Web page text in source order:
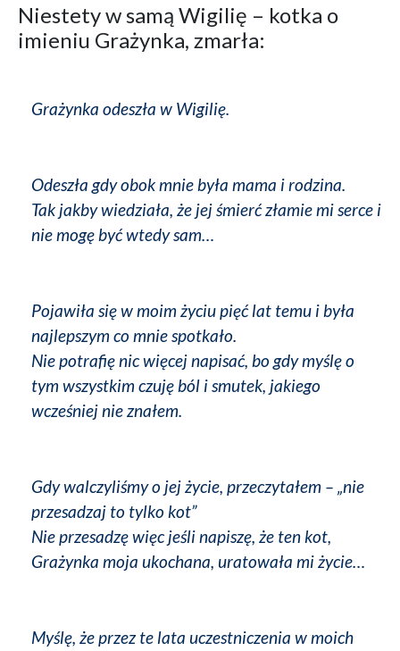
Niestety w samą Wigilię – kotka o
imieniu Grażynka, zmarła:
Grażynka odeszła w Wigilię.
Odeszła gdy obok mnie była mama i rodzina.
Tak jakby wiedziała, że jej śmierć złamie mi serce i
nie mogę być wtedy sam…
Pojawiła się w moim życiu pięć lat temu i była
najlepszym co mnie spotkało.
Nie potrafię nic więcej napisać, bo gdy myślę o
tym wszystkim czuję ból i smutek, jakiego
wcześniej nie znałem.
Gdy walczyliśmy o jej życie, przeczytałem – „nie
przesadzaj to tylko kot”
Nie przesadzę więc jeśli napiszę, że ten kot,
Grażynka moja ukochana, uratowała mi życie…
Myślę, że przez te lata uczestniczenia w moich